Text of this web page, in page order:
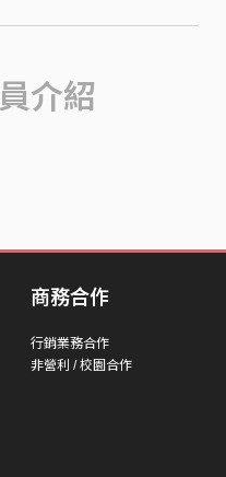
介紹
商務合作
行銷業務合作
非營利 / 校園合作